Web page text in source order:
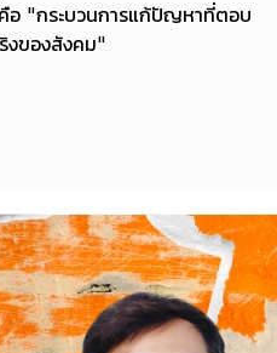
อ "กระบวนการแก้ปัญหาที่ตอบ
งของสังคม"